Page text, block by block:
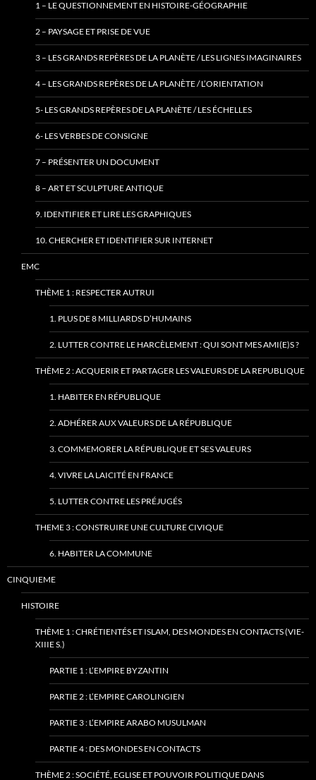
1 – LE QUESTIONNEMENT EN HISTOIRE-GÉOGRAPHIE
2 – PAYSAGE ET PRISE DE VUE
3 – LES GRANDS REPÈRES DE LA PLANÈTE / LES LIGNES IMAGINAIRES
4 – LES GRANDS REPÈRES DE LA PLANÈTE / L’ORIENTATION
5- LES GRANDS REPÈRES DE LA PLANÈTE / LES ÉCHELLES
6- LES VERBES DE CONSIGNE
7 – PRÉSENTER UN DOCUMENT
8 – ART ET SCULPTURE ANTIQUE
9. IDENTIFIER ET LIRE LES GRAPHIQUES
10. CHERCHER ET IDENTIFIER SUR INTERNET
EMC
THÈME 1 : RESPECTER AUTRUI
1. PLUS DE 8 MILLIARDS D’HUMAINS
2. LUTTER CONTRE LE HARCÈLEMENT : QUI SONT MES AMI(E)S ?
THÈME 2 : ACQUERIR ET PARTAGER LES VALEURS DE LA REPUBLIQUE
1. HABITER EN RÉPUBLIQUE
2. ADHÉRER AUX VALEURS DE LA RÉPUBLIQUE
3. COMMEMORER LA RÉPUBLIQUE ET SES VALEURS
4. VIVRE LA LAICITÉ EN FRANCE
5. LUTTER CONTRE LES PRÉJUGÉS
THEME 3 : CONSTRUIRE UNE CULTURE CIVIQUE
6. HABITER LA COMMUNE
CINQUIEME
HISTOIRE
THÈME 1 : CHRÉTIENTÉS ET ISLAM, DES MONDES EN CONTACTS (VIE-
XIIIE S.)
PARTIE 1 : L’EMPIRE BYZANTIN
PARTIE 2 : L’EMPIRE CAROLINGIEN
PARTIE 3 : L’EMPIRE ARABO MUSULMAN
PARTIE 4 : DES MONDES EN CONTACTS
THÈME 2 : SOCIÉTÉ, EGLISE ET POUVOIR POLITIQUE DANS